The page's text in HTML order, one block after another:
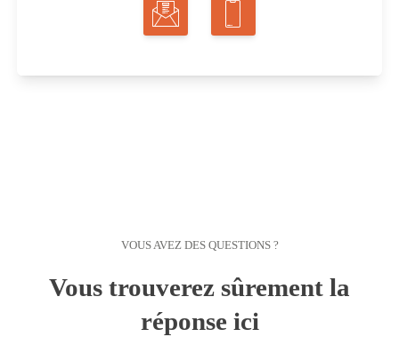
VOUS AVEZ DES QUESTIONS ?
Vous trouverez sûrement la
réponse ici